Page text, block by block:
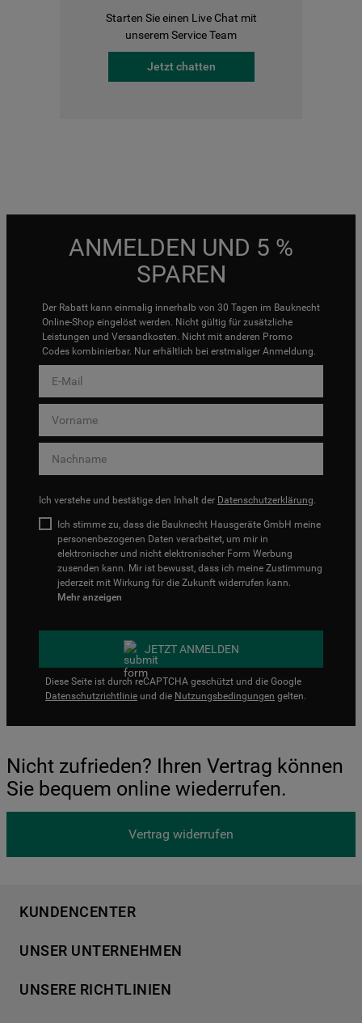
Starten Sie einen Live Chat mit
unserem Service Team
Jetzt chatten
ANMELDEN UND 5 %
SPAREN
Der Rabatt kann einmalig innerhalb von 30 Tagen im Bauknecht
Online-Shop eingelöst werden. Nicht gültig für zusätzliche
Leistungen und Versandkosten. Nicht mit anderen Promo
Codes kombinierbar. Nur erhältlich bei erstmaliger Anmeldung.
Ich verstehe und bestätige den Inhalt der Datenschutzerklärung.
Ich stimme zu, dass die Bauknecht Hausgeräte GmbH meine
personenbezogenen Daten verarbeitet, um mir in
elektronischer und nicht elektronischer Form Werbung
zusenden kann. Mir ist bewusst, dass ich meine Zustimmung
jederzeit mit Wirkung für die Zukunft widerrufen kann.
Mehr anzeigen
JETZT ANMELDEN
Diese Seite ist durch reCAPTCHA geschützt und die Google
Datenschutzrichtlinie und die Nutzungsbedingungen gelten.
Nicht zufrieden? Ihren Vertrag können
Sie bequem online wiederrufen.
Vertrag widerrufen
KUNDENCENTER
Händlersuche
Häufige Fragen
UNSER UNTERNEHMEN
Für Händler
UNSERE RICHTLINIEN